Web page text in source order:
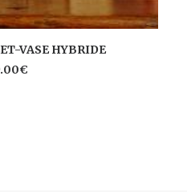
AU PANIER
VASE HYBRIDE
€